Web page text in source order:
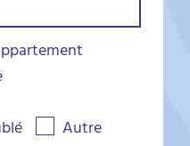
Autre